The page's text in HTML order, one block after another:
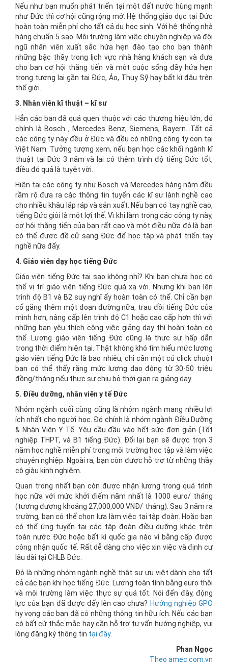
Nếu như bạn muốn phát triển tại một đất nước hùng mạnh
như Đức thì cơ hội cũng rộng mở. Hệ thống giáo dục tại Đức
hoàn toàn miễn phí cho tất cả du học sinh. Với hệ thống nhà
hàng chuẩn 5 sao. Môi trường làm việc chuyên nghiệp và đội
ngũ nhân viên xuất sắc hứa hẹn đào tạo cho bạn thành
những bậc thầy trong lịch vực nhà hàng khách sạn và đưa
cho bạn cơ hội thăng tiến và một cuộc sống đầy hứa hẹn
trong tương lai gần tại Đức, Áo, Thụy Sỹ hay bất kì đâu trên
thế giới.
3. Nhân viên kĩ thuật – kĩ sư
Hẳn các bạn đã quá quen thuộc với các thương hiệu lớn, đó
chính là Bosch , Mercedes Benz, Siemens, Bayern…Tất cả
các công ty này đều ở Đức và đều có những công ty con tại
Việt Nam. Tưởng tượng xem, nếu bạn học các khối ngành kĩ
thuật tại Đức 3 năm và lại có thêm trình độ tiếng Đức tốt,
điều đó quả là tuyệt vời.
Hiện tại các công ty như Bosch và Mercedes hàng năm đều
rầm rộ đưa ra các thông tin tuyển các kĩ sư lành nghề cao
cho nhiều khâu lắp ráp và sản xuất. Nếu bạn có tay nghề cao,
tiếng Đức giỏi là một lợi thế. Vì khi làm trong các công ty này,
cơ hội thăng tiến của bạn rất cao và một điều nữa đó là bạn
có thể được đề cử sang Đức để học tập và phát triển tay
nghề nữa đấy.
4. Giáo viên dạy học tiếng Đức
Giáo viên tiếng Đức tại sao không nhỉ? Khi bạn chưa học có
thể vị trí giáo viên tiếng Đức quá xa vời. Nhưng khi bạn lên
trình độ B1 và B2 suy nghĩ ấy hoàn toàn có thể. Chỉ cần bạn
cố gắng thêm một đoạn đường nữa, trau đồi tiếng Đức của
mình hơn, nâng cấp lên trình độ C1 hoặc cao cấp hơn thì với
những bạn yêu thích công việc giảng dạy thì hoàn toàn có
thể. Lương giáo viên tiếng Đức cũng là thực sự hấp dẫn
trong thời điểm hiện tại. Thật không khó tìm hiểu mức lương
giáo viên tiếng Đức là bao nhiêu, chỉ cần một cú click chuột
bạn có thể thấy rằng mức lương dao động từ 30-50 triệu
đồng/tháng nếu thực sự chịu bỏ thời gian ra giảng dạy.
5. Điều dưỡng, nhân viên y tế Đức
Nhóm ngành cuối cùng cũng là nhóm ngành mang nhiều lợi
ích nhất cho người học. Đó chính là nhóm ngành Điều Dưỡng
& Nhân Viên Y Tế. Yêu cầu đầu vào hết sức đơn giản (Tốt
nghiệp THPT, và B1 tiếng Đức). Đổi lại bạn sẽ được trọn 3
năm học nghề miễn phí trong môi trường học tập và làm việc
chuyên nghiệp. Ngoài ra, bạn còn được hỗ trợ từ những thầy
cô giàu kinh nghiệm.
Quan trọng nhất bạn còn được nhận lương trong quá trình
học nữa với mức khởi điểm năm nhất là 1000 euro/ tháng
(tương đương khoảng 27,000,000 VNĐ/ tháng). Sau 3 năm ra
trường, bạn có thể chọn lựa làm việc tại tập đoàn. Hoặc bạn
có thể ứng tuyển tại các tập đoàn điều dưỡng khác trên
toàn nước Đức hoặc bất kì quốc gia nào vì bằng cấp được
công nhận quốc tế. Rất dễ dàng cho việc xin việc và định cư
lâu dài tại CHLB Đức.
Đó là những nhóm ngành nghề thật sự ưu việt dành cho tất
cả các bạn khi học tiếng Đức. Lương toàn tính bằng euro thôi
và môi trường làm việc thực sự quá tốt. Nói đến đây, động
lực của bạn đã được đẩy lên cao chưa? Hướng nghiệp GPO
hy vọng các bạn đã có những thông tin hữu ích. Nếu các bạn
có bất cứ thắc mắc hay cần hỗ trợ tư vấn hướng nghiệp, vui
lòng đăng ký thông tin tại đây.
Phan Ngọc
Theo amec.com.vn